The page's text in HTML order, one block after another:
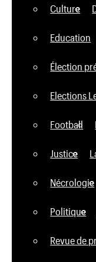
Culture
Education
Élection
Elections
Football
Justice
Nécrologie
Politique
Revue de